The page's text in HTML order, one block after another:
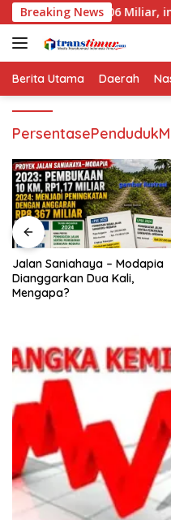
Langsung
ke
konten
Breaking News
Miliar, ini Rinciannya
Berita Utama Daerah
Jalan Saniahaya – Modapia
Dianggarkan Dua Kali,
Mengapa?